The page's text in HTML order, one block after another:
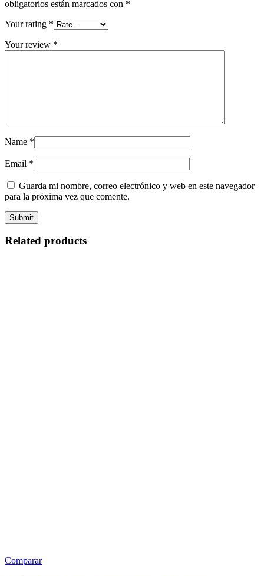
obligatorios están marcados con *
Your rating *
Your review *
Name *
Email *
Guarda mi nombre, correo electrónico y web en este navegador
para la próxima vez que comente.
Related products
Comparar